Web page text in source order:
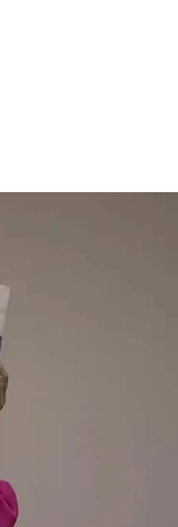
политехники,
к украинским
не только передавать
Среди них —
этого вузы должны
с людьми, которые не
наших
преподавателей
то, чтобы эти люди
ценностных